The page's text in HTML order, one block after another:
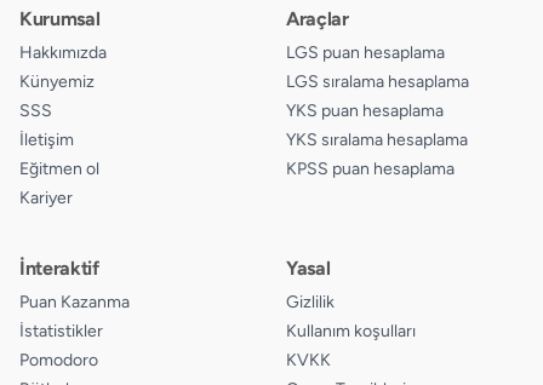
15. C
Kurumsal
Hakkımızda
Künyemiz
SSS
İletişim
Eğitmen ol
Kariyer
Araçlar
LGS puan hesaplama
LGS sıralama hesaplama
YKS puan hesaplama
YKS sıralama hesaplama
KPSS puan hesaplama
İnteraktif
Puan Kazanma
İstatistikler
Pomodoro
Yasal
Gizlilik
Kullanım koşulları
KVKK